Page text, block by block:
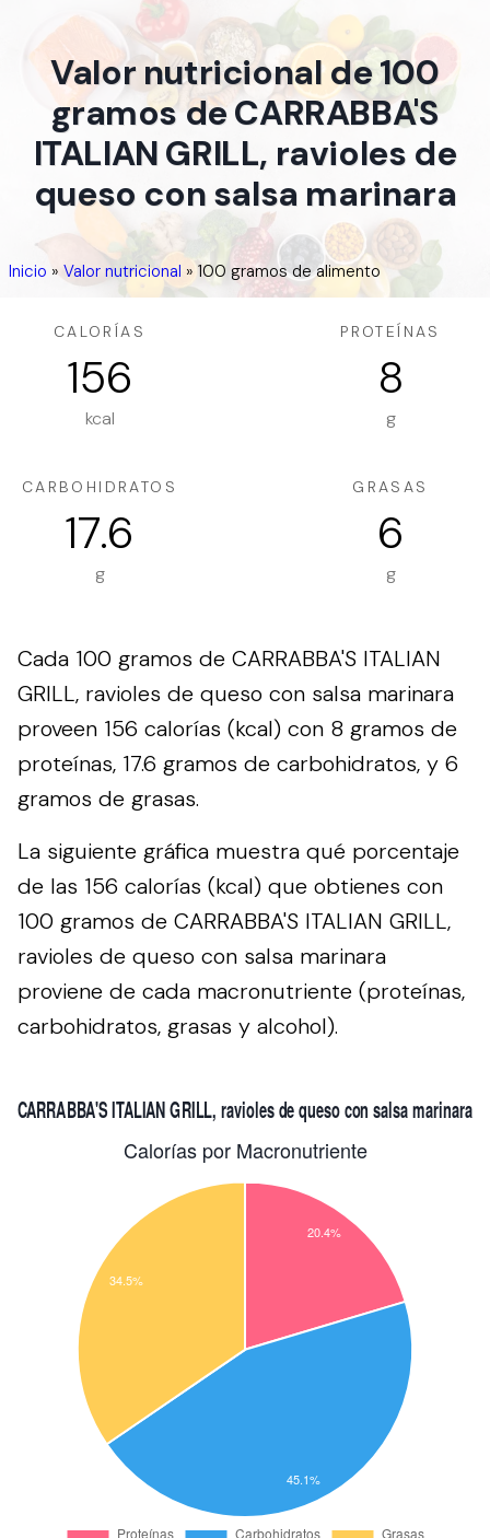
Valor nutricional de 100
gramos de CARRABBA'S
ITALIAN GRILL, ravioles de
queso con salsa marinara
Inicio » Valor nutricional » 100 gramos de alimento
CALORÍAS
156
kcal
PROTEÍNAS
8
g
CARBOHIDRATOS
17.6
g
GRASAS
6
g
Cada 100 gramos de CARRABBA'S ITALIAN
GRILL, ravioles de queso con salsa marinara
proveen 156 calorías (kcal) con 8 gramos de
proteínas, 17.6 gramos de carbohidratos, y 6
gramos de grasas.
La siguiente gráfica muestra qué porcentaje
de las 156 calorías (kcal) que obtienes con
100 gramos de CARRABBA'S ITALIAN GRILL,
ravioles de queso con salsa marinara
proviene de cada macronutriente (proteínas,
carbohidratos, grasas y alcohol).